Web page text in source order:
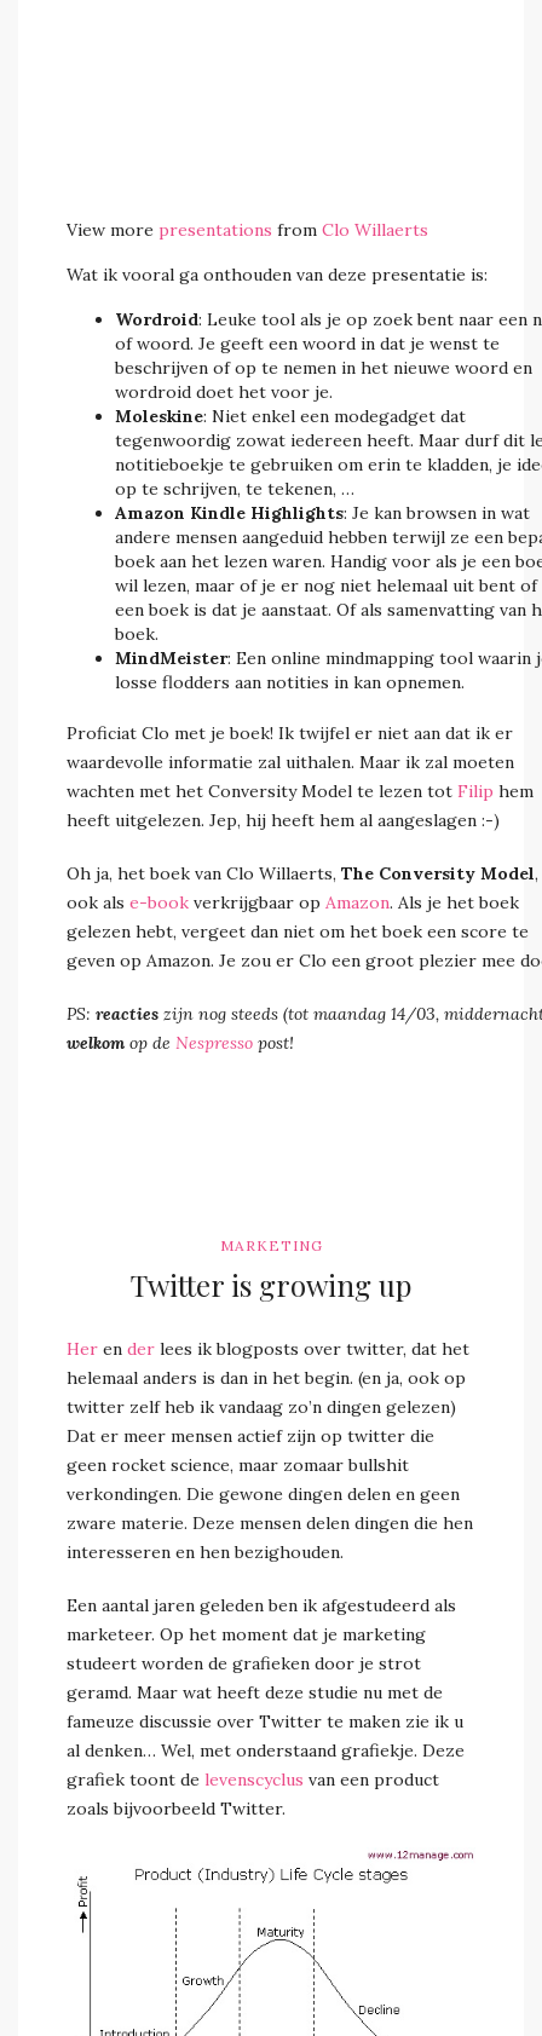
View more presentations from Clo Willaerts
Wat ik vooral ga onthouden van deze presentatie is:
Wordroid: Leuke tool als je op zoek bent naar een
of woord. Je geeft een woord in dat je wenst te
beschrijven of op te nemen in het nieuwe woord en
wordroid doet het voor je.
Moleskine: Niet enkel een modegadget dat
tegenwoordig zowat iedereen heeft. Maar durf dit
notitieboekje te gebruiken om erin te kladden, je
op te schrijven, te tekenen, …
Amazon Kindle Highlights: Je kan browsen in wat
andere mensen aangeduid hebben terwijl ze een
boek aan het lezen waren. Handig voor als je een
wil lezen, maar of je er nog niet helemaal uit bent
een boek is dat je aanstaat. Of als samenvatting van
boek.
MindMeister: Een online mindmapping tool waarin
losse flodders aan notities in kan opnemen.
Proficiat Clo met je boek! Ik twijfel er niet aan dat ik er
waardevolle informatie zal uithalen. Maar ik zal moeten
wachten met het Conversity Model te lezen tot Filip hem
heeft uitgelezen. Jep, hij heeft hem al aangeslagen :-)
Oh ja, het boek van Clo Willaerts, The Conversity Model
ook als e-book verkrijgbaar op Amazon. Als je het boek
gelezen hebt, vergeet dan niet om het boek een score te
geven op Amazon. Je zou er Clo een groot plezier mee
PS: reacties zijn nog steeds (tot maandag 14/03,
welkom op de Nespresso post!
MARKETING
Twitter is growing up
Her en der lees ik blogposts over twitter, dat het
helemaal anders is dan in het begin. (en ja, ook op
twitter zelf heb ik vandaag zo’n dingen gelezen)
Dat er meer mensen actief zijn op twitter die
geen rocket science, maar zomaar bullshit
verkondingen. Die gewone dingen delen en geen
zware materie. Deze mensen delen dingen die hen
interesseren en hen bezighouden.
Een aantal jaren geleden ben ik afgestudeerd als
marketeer. Op het moment dat je marketing
studeert worden de grafieken door je strot
geramd. Maar wat heeft deze studie nu met de
fameuze discussie over Twitter te maken zie ik u
al denken… Wel, met onderstaand grafiekje. Deze
grafiek toont de levenscyclus van een product
zoals bijvoorbeeld Twitter.